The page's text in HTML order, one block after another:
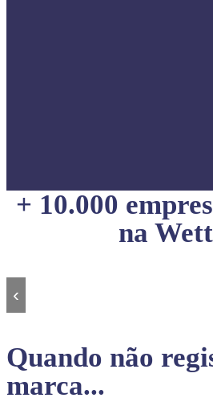
+ 10.000
na
‹
Quando não
marca...